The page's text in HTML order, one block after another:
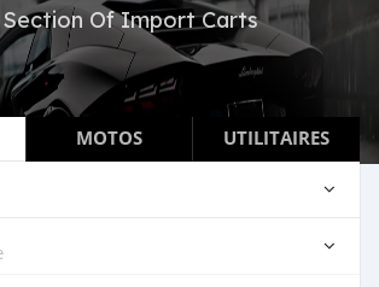
Section Of Import Carts
MOTOS UTILITAIRES